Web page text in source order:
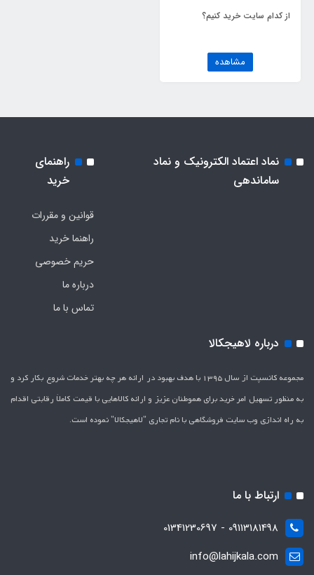
از کدام سایت خرید کنیم؟
مشاهده
نماد اعتماد الکترونیک و نماد
ساماندهی
راهنمای
خرید
قوانین و مقررات
راهنما خرید
حریم خصوصی
درباره ما
تماس با ما
درباره لاهیجکالا
مجموعه کانسپت از سال 1395 با هدف بهبود در ارائه هر چه بهتر خدمات شروع بکار کرد و
به منظور تسهیل امر خرید برای هموطنان عزیز و ارائه کالاهایی با قیمت کاملاَ رقابتی اقدام
به راه اندازی وب سایت فروشگاهی با نام تجاری "لاهیج­کالا" نموده است.
ارتباط با ما
09113181498 - 01341230697
info@lahijkala.com